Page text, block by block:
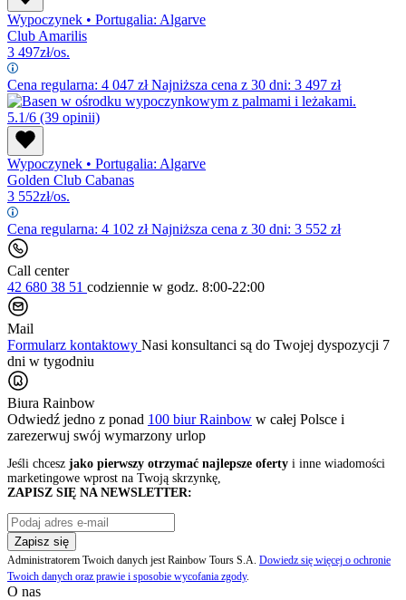
Wypoczynek • Portugalia: Algarve
Club Amarilis
3 497zł/os.
Cena regularna: 4 047 złNajniższa cena z 30 dni: 3 497 zł
5.1/6 (39 opinii)
Wypoczynek • Portugalia: Algarve
Golden Club Cabanas
3 552zł/os.
Cena regularna: 4 102 złNajniższa cena z 30 dni: 3 552 zł
Call center
42 680 38 51 codziennie w godz. 8:00-22:00
Mail
Formularz kontaktowy Nasi konsultanci są do Twojej dyspozycji 7
dni w tygodniu
Biura Rainbow
Odwiedź jedno z ponad 100 biur Rainbow w całej Polsce i
zarezerwuj swój wymarzony urlop
Jeśli chcesz jako pierwszy otrzymać najlepsze oferty i inne wiadomości
marketingowe wprost na Twoją skrzynkę,
ZAPISZ SIĘ NA NEWSLETTER:
Zapisz się
Administratorem Twoich danych jest Rainbow Tours S.A. Dowiedz się więcej o ochronie
Twoich danych oraz prawie i sposobie wycofania zgody.
O nas